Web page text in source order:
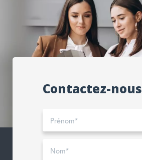
Contactez-nous